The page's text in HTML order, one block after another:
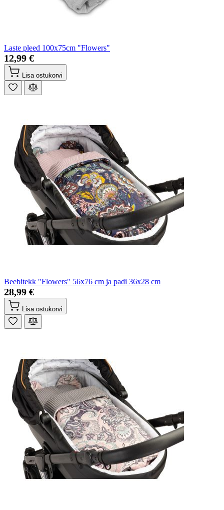
Laste pleed 100x75cm "Flowers"
12,99 €
Lisa ostukorvi
Beebitekk "Flowers" 56x76 cm ja padi 36x28 cm
28,99 €
Lisa ostukorvi